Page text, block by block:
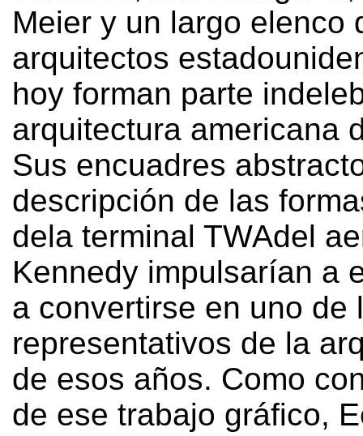
Meier y un largo elenco
arquitectos
hoy forman parte
arquitectura americana
Sus encuadres
descripción de las
dela terminal TWAdel
Kennedy impulsarían a
a convertirse en uno de
representativos de la
de esos años. Como
de ese trabajo gráfico,